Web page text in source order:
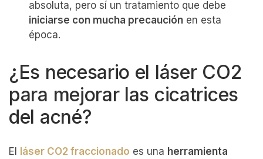
absoluta, pero sí un tratamiento que debe
iniciarse con mucha precaución en esta
época.
¿Es necesario el láser CO2
para mejorar las cicatrices
del acné?
El láser CO2 fraccionado es una herramienta